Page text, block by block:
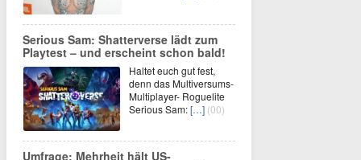
Serious Sam: Shatterverse lädt zum
Playtest – und erscheint schon bald!
Haltet euch gut fest,
denn das Multiversums-
Multiplayer- Roguelite
Serious Sam:[…] (00)
Umfrage: Mehrheit hält US-